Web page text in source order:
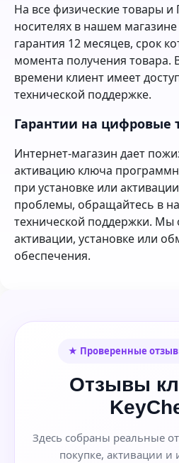
На все физические товары
носителях в нашем
гарантия 12 месяцев, срок
момента получения товара.
времени клиент имеет
технической поддержке.
Гарантии на цифровые
Интернет-магазин дает
активацию ключа
при установке или
проблемы, обращайтесь в
технической поддержки.
активации, установке или
обеспечения.
★ Проверенные
Отзывы
Здесь собраны реальные
покупке, активации и